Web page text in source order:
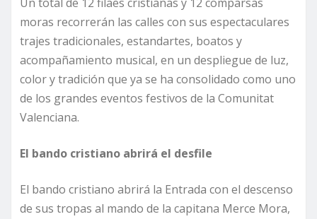
moras recorrerán las calles con sus espectaculares
trajes tradicionales, estandartes, boatos y
acompañamiento musical, en un despliegue de luz,
color y tradición que ya se ha consolidado como uno
de los grandes eventos festivos de la Comunitat
Valenciana.
El bando cristiano abrirá el desfile
El bando cristiano abrirá la Entrada con el descenso
de sus tropas al mando de la capitana Merce Mora,